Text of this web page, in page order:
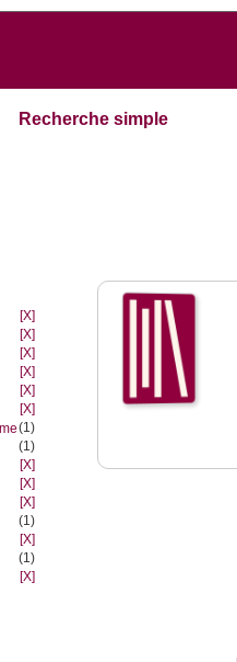
Recherche simple
[X]
[X]
[X]
[X]
[X]
[X]
(1)
(1)
[X]
[X]
[X]
(1)
[X]
(1)
[X]